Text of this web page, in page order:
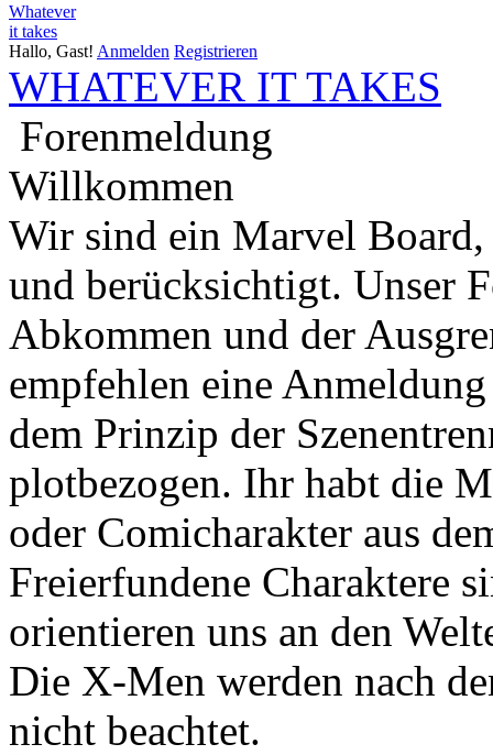
Whatever
it takes
Hallo, Gast! Anmelden Registrieren
WHATEVER IT TAKES
Forenmeldung
Willkommen
Wir sind ein Marvel
und berücksichtigt. Unser
Abkommen und der
empfehlen eine
dem Prinzip der
plotbezogen. Ihr habt die
oder Comicharakter aus
Freierfundene Charaktere
orientieren uns an den
Die X-Men werden nach
nicht beachtet.